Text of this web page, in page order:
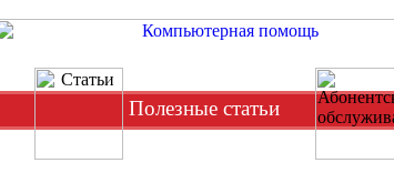
Полезные статьи